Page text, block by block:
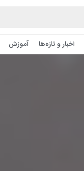
اخبار و تازه‌ها آموزش